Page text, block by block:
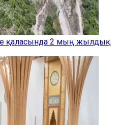
қаласында 2 мың жылдық